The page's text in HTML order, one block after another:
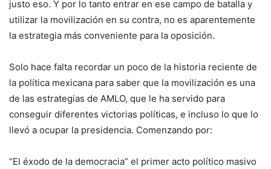
justo eso. Y por lo tanto entrar en ese campo de batalla y
utilizar la movilización en su contra, no es aparentemente
la estrategia más conveniente para la oposición.
Solo hace falta recordar un poco de la historia reciente de
la política mexicana para saber que la movilización es una
de las estrategias de AMLO, que le ha servido para
conseguir diferentes victorias políticas, e incluso lo que lo
llevó a ocupar la presidencia. Comenzando por:
“El éxodo de la democracia” el primer acto político masivo